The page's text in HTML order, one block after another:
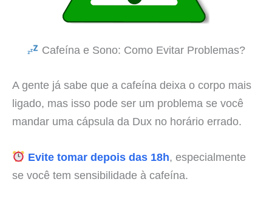
Cafeína e Sono: Como Evitar Problemas?
A gente já sabe que a cafeína deixa o corpo mais
ligado, mas isso pode ser um problema se você
mandar uma cápsula da Dux no horário errado.
Evite tomar depois das 18h, especialmente
se você tem sensibilidade à cafeína.